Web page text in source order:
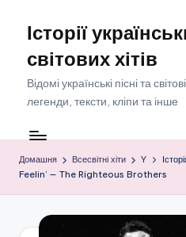
Перейти
вмісту
Історії
світових хітів
Відомі українські пісні та
легенди, тексти, кліпи та інше
Домашня Всесвітні хіти Y
Feelin’ — The Righteous Brothers